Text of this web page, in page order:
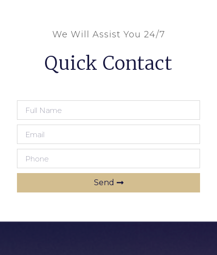
We Will Assist You 24/7
Quick Contact
Send